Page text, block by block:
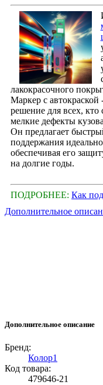
лакокрасочного
Маркер с
решение для всех, кто
мелкие дефекты
Он предлагает
поддержания
обеспечивая его
на долгие годы.
ПОДРОБНЕЕ: Как
Дополнительное
Дополнительное описание
Бренд:
Колор1
Код товара:
479646-21